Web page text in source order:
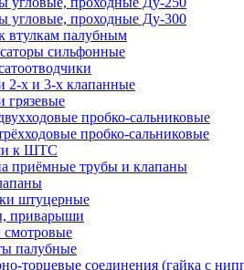
угловые, проходные Ду-300
втулкам палубным
сильфонные
2-х и 3-х клапанные
грязевые
пробко-сальниковые
пробко-сальниковые
к ШТС
приёмные трубы и клапаны
штуцерные
приварыши
палубные
торцевые соединения (гайка с